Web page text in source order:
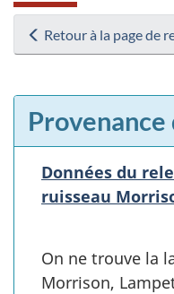
Retour à la page de
Provenance
Données du
ruisseau
On ne trouve la
Morrison,